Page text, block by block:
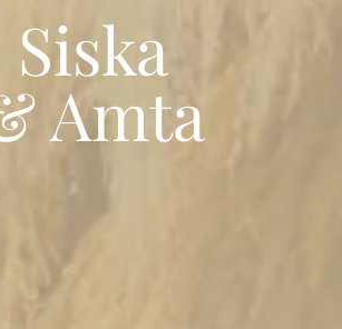
Siska
Amta